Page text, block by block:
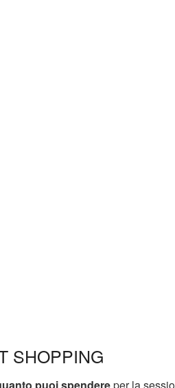
SHOPPING